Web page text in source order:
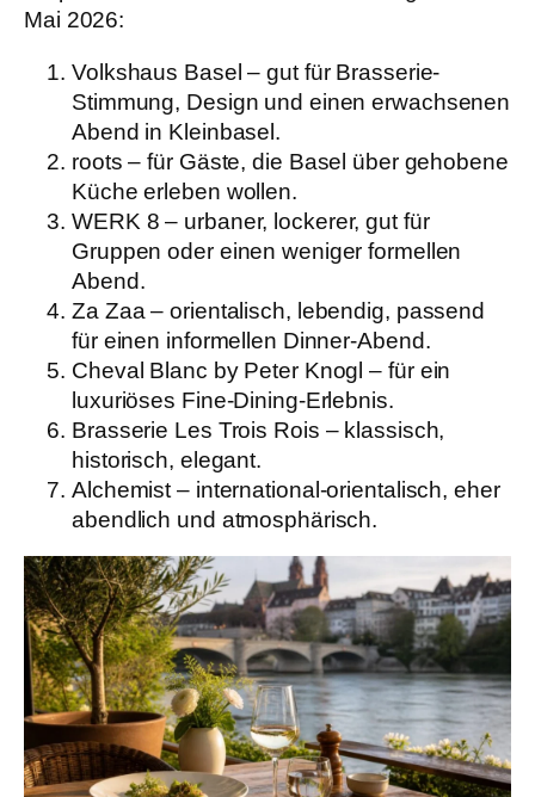
Mai 2026:
Volkshaus Basel – gut für Brasserie-
Stimmung, Design und einen erwachsenen
Abend in Kleinbasel.
roots – für Gäste, die Basel über gehobene
Küche erleben wollen.
WERK 8 – urbaner, lockerer, gut für
Gruppen oder einen weniger formellen
Abend.
Za Zaa – orientalisch, lebendig, passend
für einen informellen Dinner-Abend.
Cheval Blanc by Peter Knogl – für ein
luxuriöses Fine-Dining-Erlebnis.
Brasserie Les Trois Rois – klassisch,
historisch, elegant.
Alchemist – international-orientalisch, eher
abendlich und atmosphärisch.